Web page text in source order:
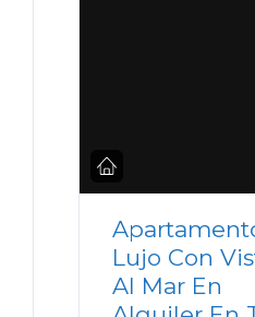
Lujo Con
Al Mar En